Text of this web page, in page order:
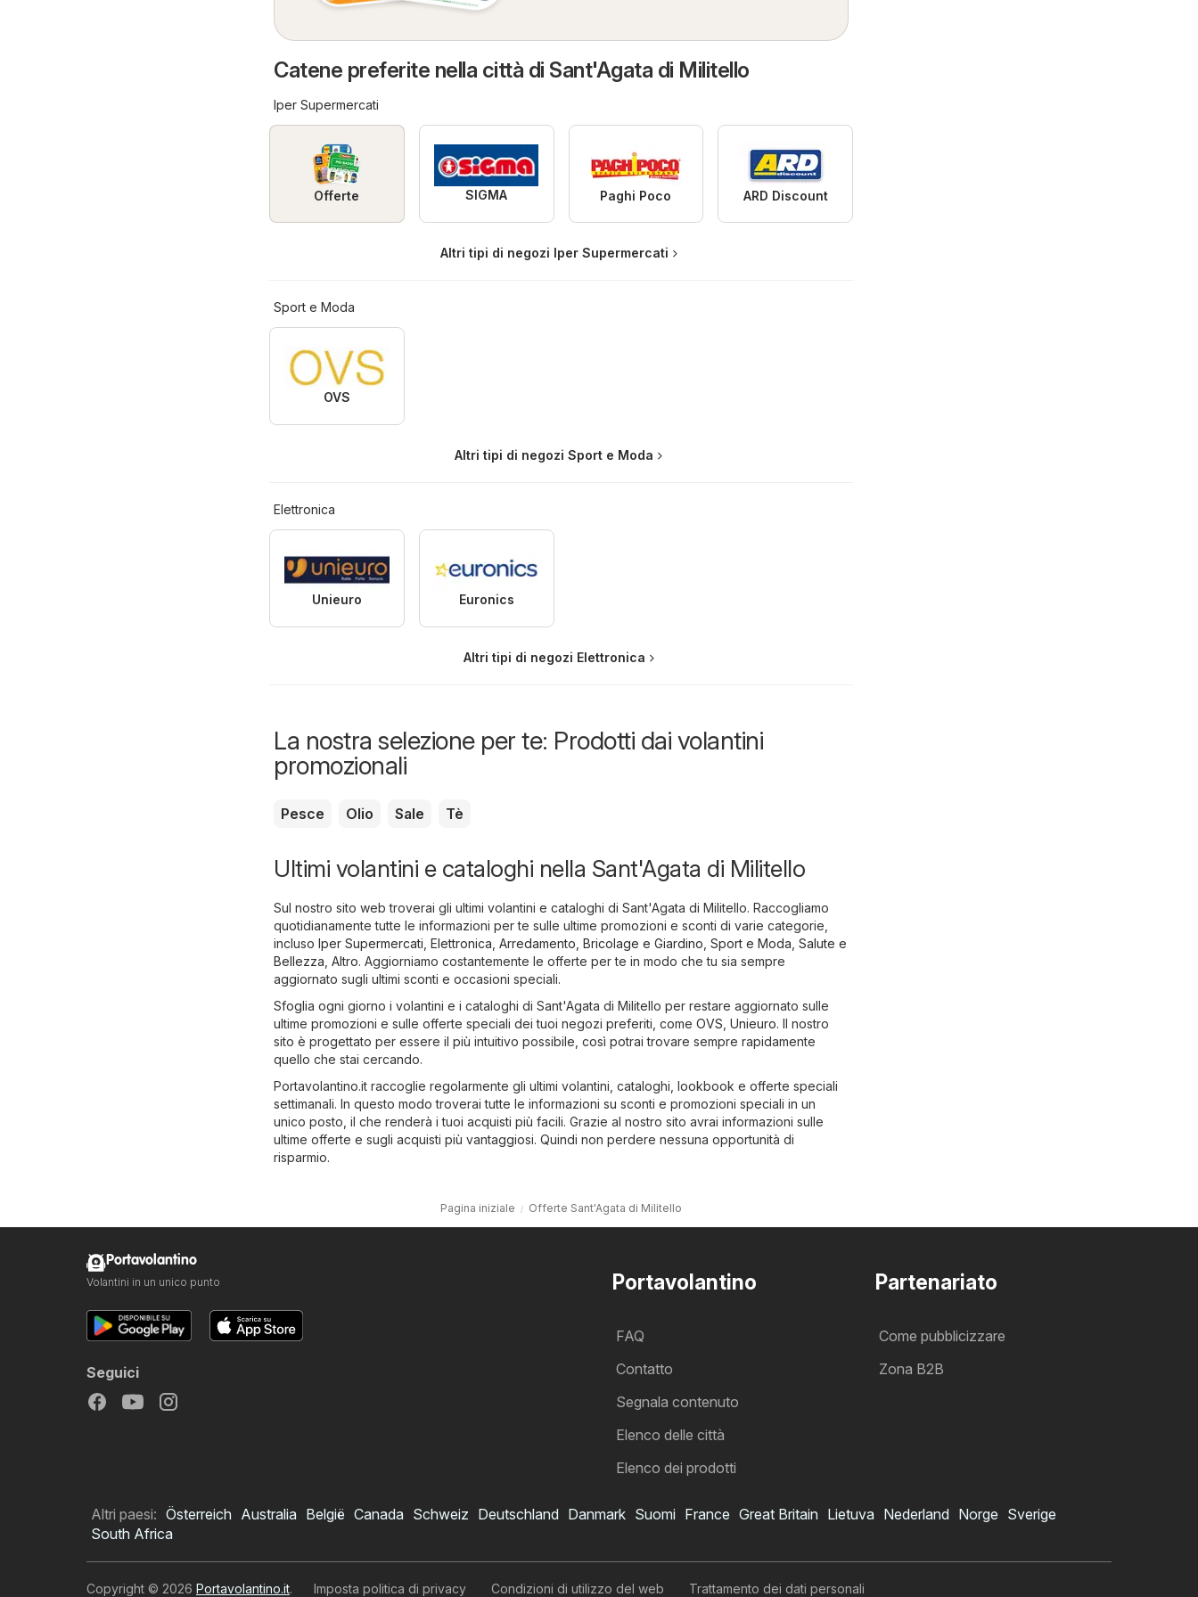
Catene preferite nella città di Sant'Agata di Militello
Iper Supermercati
Offerte SIGMA Paghi Poco ARD Discount
Altri tipi di negozi Iper Supermercati
Sport e Moda
OVS
Altri tipi di negozi Sport e Moda
Elettronica
Unieuro Euronics
Altri tipi di negozi Elettronica
La nostra selezione per te: Prodotti dai volantini
promozionali
Pesce Olio Sale Tè
Ultimi volantini e cataloghi nella Sant'Agata di Militello
Sul nostro sito web troverai gli ultimi volantini e cataloghi di Sant'Agata di Militello. Raccogliamo
quotidianamente tutte le informazioni per te sulle ultime promozioni e sconti di varie categorie,
incluso Iper Supermercati, Elettronica, Arredamento, Bricolage e Giardino, Sport e Moda, Salute e
Bellezza, Altro. Aggiorniamo costantemente le offerte per te in modo che tu sia sempre
aggiornato sugli ultimi sconti e occasioni speciali.
Sfoglia ogni giorno i volantini e i cataloghi di Sant'Agata di Militello per restare aggiornato sulle
ultime promozioni e sulle offerte speciali dei tuoi negozi preferiti, come OVS, Unieuro. Il nostro
sito è progettato per essere il più intuitivo possibile, così potrai trovare sempre rapidamente
quello che stai cercando.
Portavolantino.it raccoglie regolarmente gli ultimi volantini, cataloghi, lookbook e offerte speciali
settimanali. In questo modo troverai tutte le informazioni su sconti e promozioni speciali in un
unico posto, il che renderà i tuoi acquisti più facili. Grazie al nostro sito avrai informazioni sulle
ultime offerte e sugli acquisti più vantaggiosi. Quindi non perdere nessuna opportunità di
risparmio.
Pagina iniziale Offerte Sant'Agata di Militello
Portavolantino
FAQ
Contatto
Segnala contenuto
Elenco delle città
Elenco dei prodotti
Partenariato
Come pubblicizzare
Zona B2B
Portavolantino
Volantini in un unico punto
Seguici
Altri paesi: Österreich Australia België Canada Schweiz Deutschland Danmark Suomi France Great Britain Lietuva Nederland Norge Sverige
South Africa
Copyright © 2026 Portavolantino.it. Imposta politica di privacy Condizioni di utilizzo del web Trattamento dei dati personali